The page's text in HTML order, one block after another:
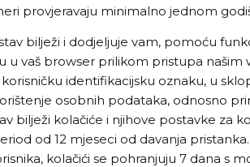
provjeravaju minimalno jednom
bilježi i dodjeljuje vam, pomoću
u vaš browser prilikom pristupa našim
identifikacijsku oznaku, u
osobnih podataka, odnosno
bilježi kolačiće i njihove postavke za
od 12 mjeseci od davanja
kolačići se pohranjuju 7 dana s